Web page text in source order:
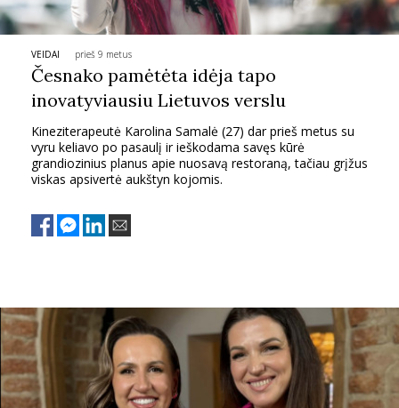
APIE MANE
PSICHOLOGIJA
HOROSKOPAI
ASTROLOGIJA
POLITIKA
LAISVALAIKIS
KINAS
VEIDAI prieš 9 metus
Česnako pamėtėta idėja tapo
inovatyviausiu Lietuvos verslu
Kineziterapeutė Karolina Samalė (27) dar prieš metus su
vyru keliavo po pasaulį ir ieškodama savęs kūrė
grandiozinius planus apie nuosavą restoraną, tačiau grįžus
viskas apsivertė aukštyn kojomis.